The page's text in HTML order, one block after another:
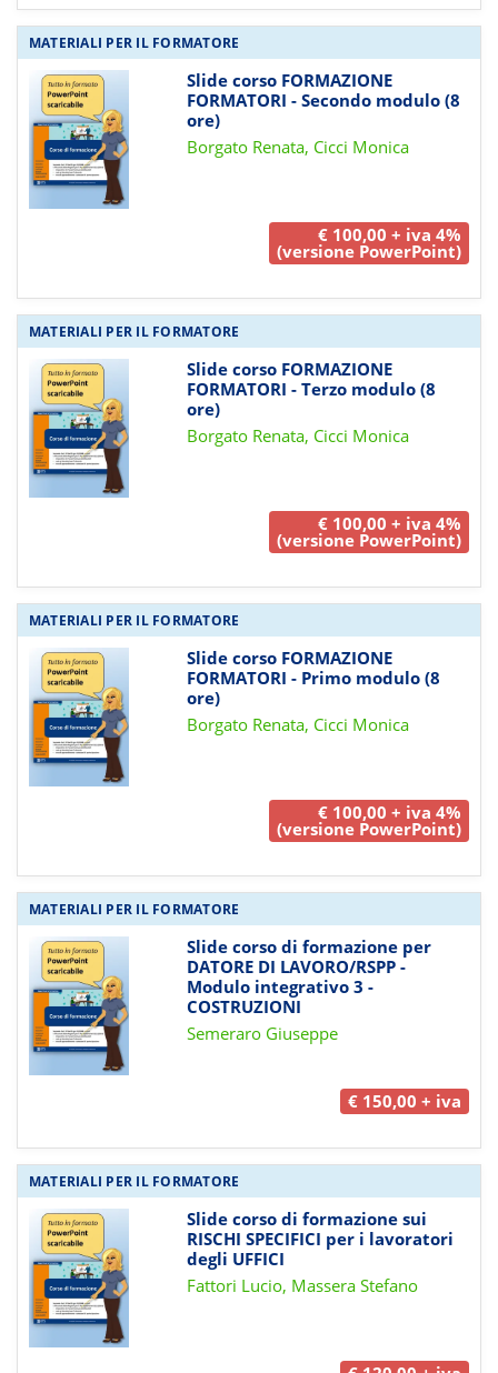
MATERIALI PER IL FORMATORE
Slide corso FORMAZIONE
FORMATORI - Secondo modulo (8
ore)
Borgato Renata, Cicci Monica
€ 100,00 + iva 4%
(versione PowerPoint)
MATERIALI PER IL FORMATORE
Slide corso FORMAZIONE
FORMATORI - Terzo modulo (8
ore)
Borgato Renata, Cicci Monica
€ 100,00 + iva 4%
(versione PowerPoint)
MATERIALI PER IL FORMATORE
Slide corso FORMAZIONE
FORMATORI - Primo modulo (8
ore)
Borgato Renata, Cicci Monica
€ 100,00 + iva 4%
(versione PowerPoint)
MATERIALI PER IL FORMATORE
Slide corso di formazione per
DATORE DI LAVORO/RSPP -
Modulo integrativo 3 -
COSTRUZIONI
Semeraro Giuseppe
€ 150,00 + iva
MATERIALI PER IL FORMATORE
Slide corso di formazione sui
RISCHI SPECIFICI per i lavoratori
degli UFFICI
Fattori Lucio, Massera Stefano